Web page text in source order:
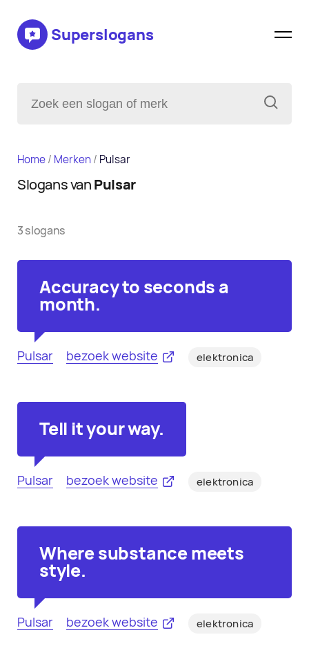
Superslogans
Home/ Merken/ Pulsar
Slogans vanPulsar
3 slogans
Accuracy to seconds a
month.
Pulsar bezoek website elektronica
Tell it your way.
Pulsar bezoek website elektronica
Where substance meets
style.
Pulsar bezoek website elektronica